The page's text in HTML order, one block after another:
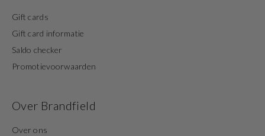
Gift cards
Gift card informatie
Saldo checker
Promotievoorwaarden
Over Brandfield
Over ons